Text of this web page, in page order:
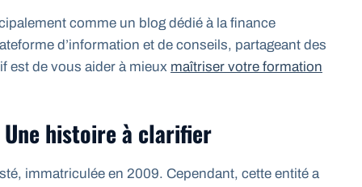
comme un blog dédié à la finance
d’information et de conseils, partageant des
est de vous aider à mieux maîtriser votre formation
Une histoire à clarifier
immatriculée en 2009. Cependant, cette entité a